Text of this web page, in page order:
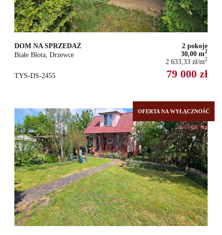
DOM NA SPRZEDAŻ
Białe Błota, Drzewce
2 pokoje
30,00 m2
2 633,33 zł/m2
TYS-DS-2455 79 000 zł
OFERTA NA WYŁĄCZNOŚĆ